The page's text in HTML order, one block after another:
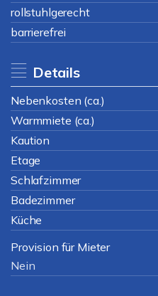
rollstuhlgerecht
barrierefrei
Details
Nebenkosten (ca.)
Warmmiete (ca.)
Kaution
Etage
Schlafzimmer
Badezimmer
Küche
Provision für Mieter
Nein